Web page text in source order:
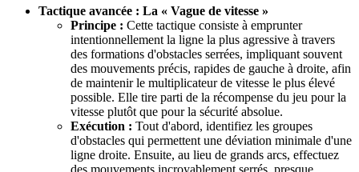
Tactique avancée : La « Vague de vitesse »
Principe : Cette tactique consiste à emprunter
intentionnellement la ligne la plus agressive à travers
des formations d'obstacles serrées, impliquant souvent
des mouvements précis, rapides de gauche à droite, afin
de maintenir le multiplicateur de vitesse le plus élevé
possible. Elle tire parti de la récompense du jeu pour la
vitesse plutôt que pour la sécurité absolue.
Exécution : Tout d'abord, identifiez les groupes
d'obstacles qui permettent une déviation minimale d'une
ligne droite. Ensuite, au lieu de grands arcs, effectuez
des mouvements incroyablement serrés, presque